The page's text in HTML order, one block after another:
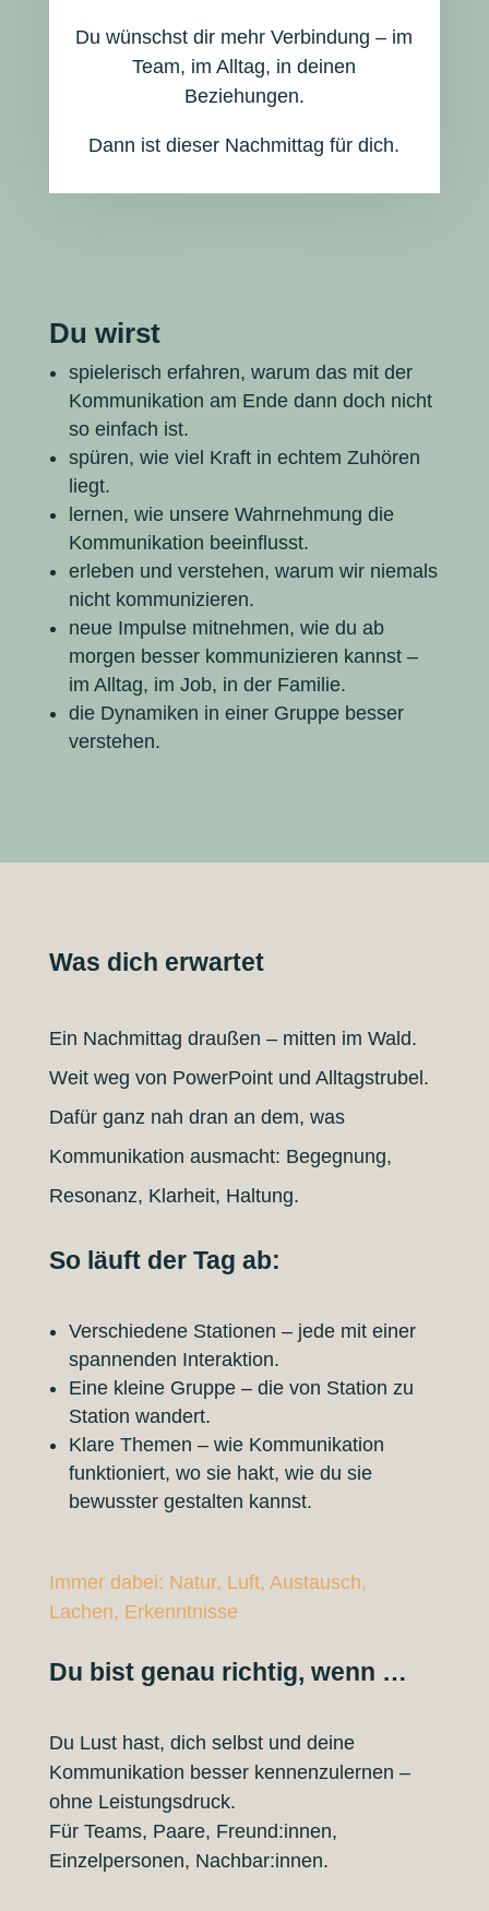
Du wünschst dir mehr Verbindung – im
Team, im Alltag, in deinen
Beziehungen.
Dann ist dieser Nachmittag für dich.
Du wirst
spielerisch erfahren, warum das mit der
Kommunikation am Ende dann doch nicht
so einfach ist.
spüren, wie viel Kraft in echtem Zuhören
liegt.
lernen, wie unsere Wahrnehmung die
Kommunikation beeinflusst.
erleben und verstehen, warum wir niemals
nicht kommunizieren.
neue Impulse mitnehmen, wie du ab
morgen besser kommunizieren kannst –
im Alltag, im Job, in der Familie.
die Dynamiken in einer Gruppe besser
verstehen.
Was dich erwartet
Ein Nachmittag draußen – mitten im Wald.
Weit weg von PowerPoint und Alltagstrubel.
Dafür ganz nah dran an dem, was
Kommunikation ausmacht: Begegnung,
Resonanz, Klarheit, Haltung.
So läuft der Tag ab:
Verschiedene Stationen – jede mit einer
spannenden Interaktion.
Eine kleine Gruppe – die von Station zu
Station wandert.
Klare Themen – wie Kommunikation
funktioniert, wo sie hakt, wie du sie
bewusster gestalten kannst.
Immer dabei: Natur, Luft, Austausch,
Lachen, Erkenntnisse
Du bist genau richtig, wenn …
Du Lust hast, dich selbst und deine
Kommunikation besser kennenzulernen –
ohne Leistungsdruck.
Für Teams, Paare, Freund:innen,
Einzelpersonen, Nachbar:innen.